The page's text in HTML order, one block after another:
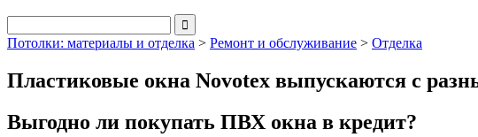
Потолки: материалы и отделка > Ремонт и обслуживание > Отделка
Пластиковые окна Novotex выпускаются с
Выгодно ли покупать ПВХ окна в кредит?